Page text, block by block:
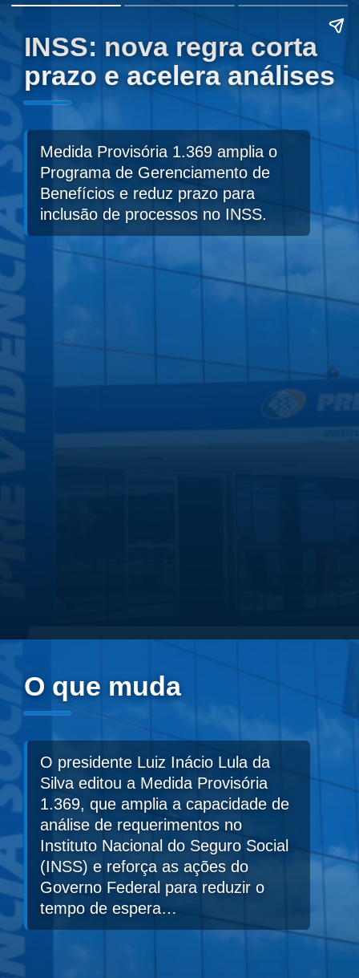
INSS: nova regra corta
prazo e acelera análises
Medida Provisória 1.369 amplia o
Programa de Gerenciamento de
Benefícios e reduz prazo para
inclusão de processos no INSS.
O que muda
O presidente Luiz Inácio Lula da
Silva editou a Medida Provisória
1.369, que amplia a capacidade de
análise de requerimentos no
Instituto Nacional do Seguro Social
(INSS) e reforça as ações do
Governo Federal para reduzir o
tempo de espera…